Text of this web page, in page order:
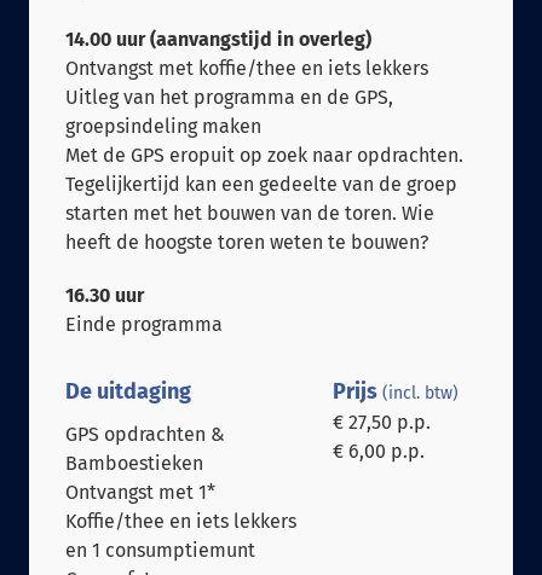
14.00 uur (aanvangstijd in overleg)
Ontvangst met koffie/thee en iets lekkers
Uitleg van het programma en de GPS,
groepsindeling maken
Met de GPS eropuit op zoek naar opdrachten.
Tegelijkertijd kan een gedeelte van de groep
starten met het bouwen van de toren. Wie
heeft de hoogste toren weten te bouwen?
16.30 uur
Einde programma
De uitdaging Prijs (incl. btw)
GPS opdrachten &
Bamboestieken
Ontvangst met 1*
Koffie/thee en iets lekkers
en 1 consumptiemunt
€ 27,50 p.p.
€ 6,00 p.p.